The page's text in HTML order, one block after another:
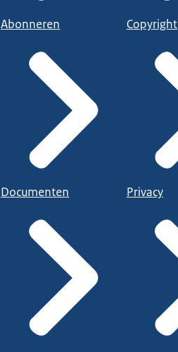
Abonneren
Documenten
Copyright
Privacy